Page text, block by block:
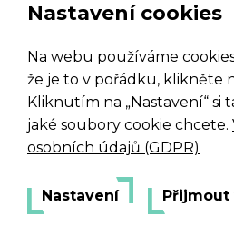
Nastavení cookies
Na webu používáme
že je to v pořádku, klikněte
Kliknutím na „Nastavení“ si
jaké soubory cookie chcete.
osobních údajů (GDPR)
Nastavení Přijmout